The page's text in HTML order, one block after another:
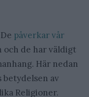
påverkar vår
och de har väldigt
Här nedan
betydelsen av
Religioner.